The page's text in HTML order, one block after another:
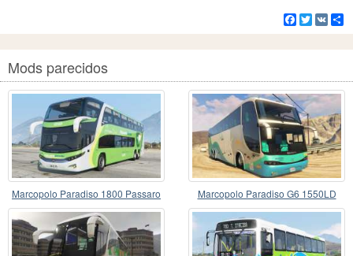
Facebook
Twitter
VK
Mods parecidos
Marcopolo Paradiso 1800 Passaro
Verde (G7)
Marcopolo Paradiso G6 1550LD